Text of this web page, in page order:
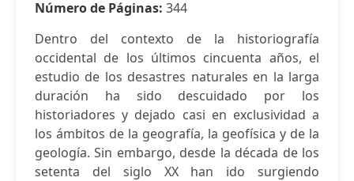
Número de Páginas: 344
Dentro del contexto de la historiografía
occidental de los últimos cincuenta años, el
estudio de los desastres naturales en la larga
duración ha sido descuidado por los
historiadores y dejado casi en exclusividad a
los ámbitos de la geografía, la geofísica y de la
geología. Sin embargo, desde la década de los
setenta del siglo XX han ido surgiendo